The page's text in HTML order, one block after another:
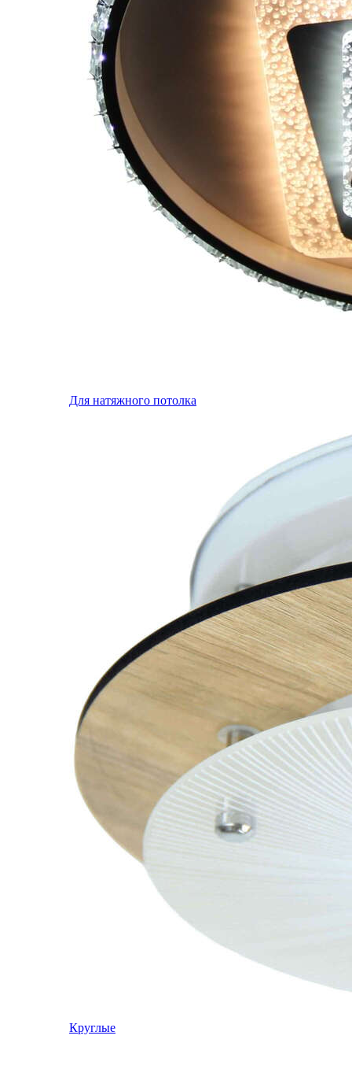
Для натяжного потолка
Круглые